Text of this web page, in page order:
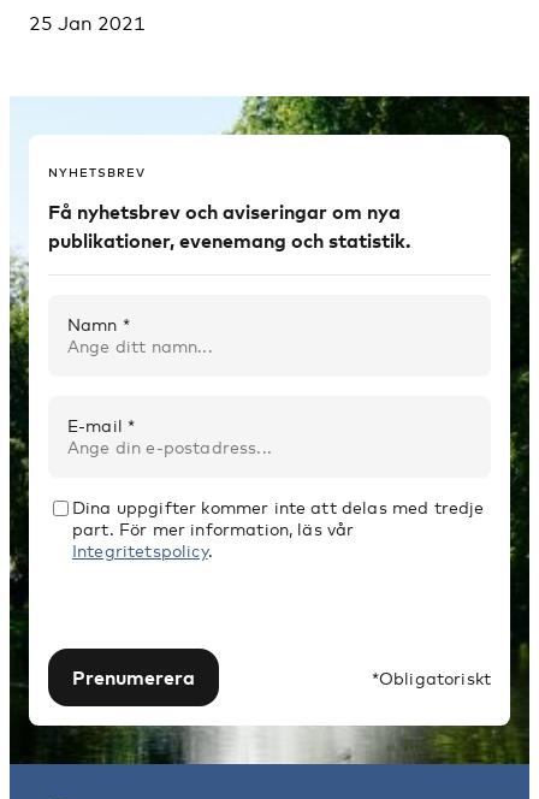
25 Jan 2021
NYHETSBREV
Få nyhetsbrev och aviseringar om nya
publikationer, evenemang och statistik.
Namn *
E-mail *
Dina uppgifter kommer inte att delas med tredje
part. För mer information, läs vår
Integritetspolicy.
Prenumerera *Obligatoriskt